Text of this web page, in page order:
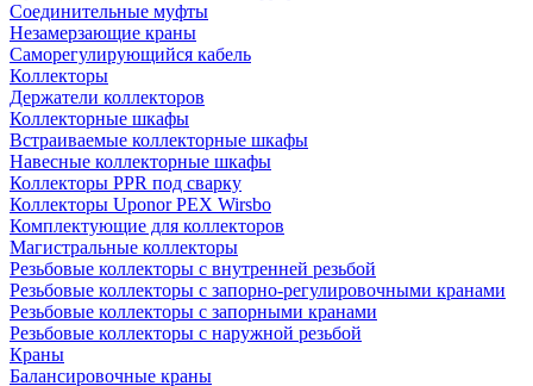
Соединительные муфты
Незамерзающие краны
Саморегулирующийся кабель
Коллекторы
Держатели коллекторов
Коллекторные шкафы
Встраиваемые коллекторные шкафы
Навесные коллекторные шкафы
Коллекторы PPR под сварку
Коллекторы Uponor PEX Wirsbo
Комплектующие для коллекторов
Магистральные коллекторы
Резьбовые коллекторы с внутренней резьбой
Резьбовые коллекторы с запорно-регулировочными кранами
Резьбовые коллекторы с запорными кранами
Резьбовые коллекторы с наружной резьбой
Краны
Балансировочные краны